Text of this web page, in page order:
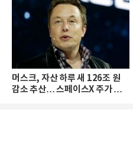
머스크, 자산 하루 새 126조 원
감소 추산… 스페이스X 주가 하